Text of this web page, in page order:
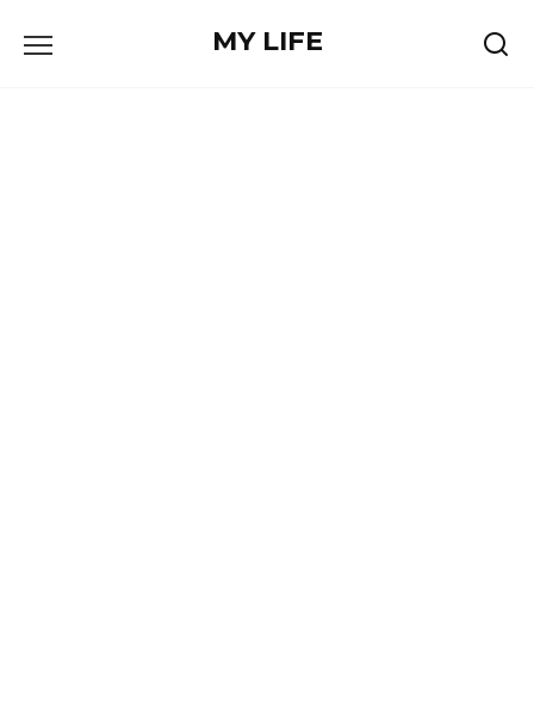
MY LIFE